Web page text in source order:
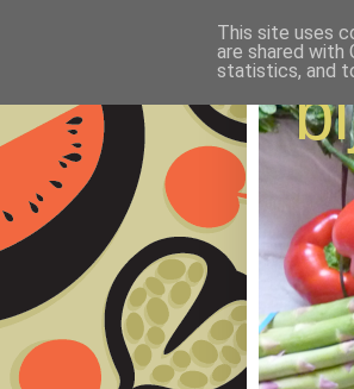
This site uses
are shared with
statistics, and